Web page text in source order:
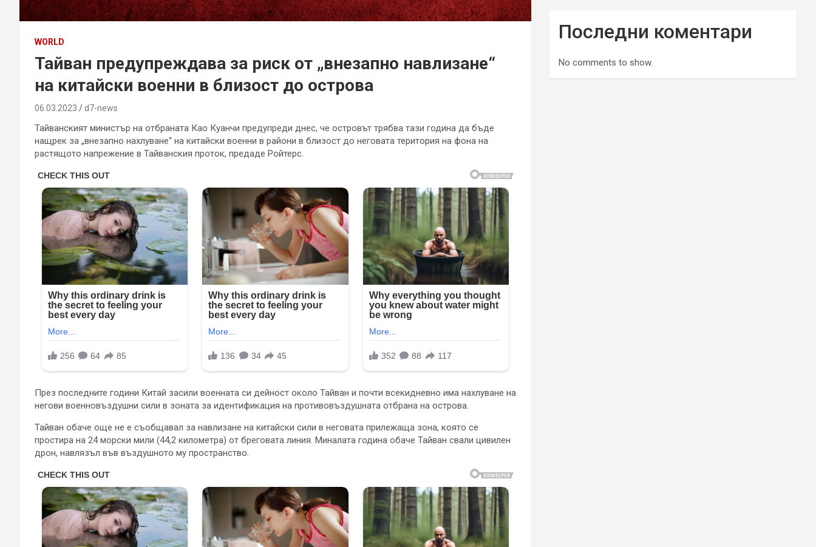
WORLD
Тайван предупреждава за риск от „внезапно навлизане“
на китайски военни в близост до острова
06.03.2023 d7-news
Тайванският министър на отбраната Као Куанчи предупреди днес, че островът трябва тази година да бъде
нащрек за „внезапно нахлуване“ на китайски военни в райони в близост до неговата територия на фона на
растящото напрежение в Тайванския проток, предаде Ройтерс.
През последните години Китай засили военната си дейност около Тайван и почти всекидневно има нахлуване на
негови военновъздушни сили в зоната за идентификация на противовъздушната отбрана на острова.
Тайван обаче още не е съобщавал за навлизане на китайски сили в неговата прилежаща зона, която се
простира на 24 морски мили (44,2 километра) от бреговата линия. Миналата година обаче Тайван свали цивилен
дрон, навлязъл във въздушното му пространство.
Последни коментари
No comments to show.